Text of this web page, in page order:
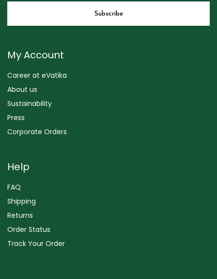
My Account
Career at eVatika
About us
Sustainability
Press
Corporate Orders
Help
FAQ
Shipping
Returns
Order Status
Track Your Order